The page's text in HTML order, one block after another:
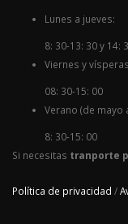
Lunes a jueves:
8: 30-13: 30 y 14:
Viernes y
08: 30-15: 00
Verano (de mayo
8: 30-15: 00
Si necesitas tranporte
Política de privacidad /